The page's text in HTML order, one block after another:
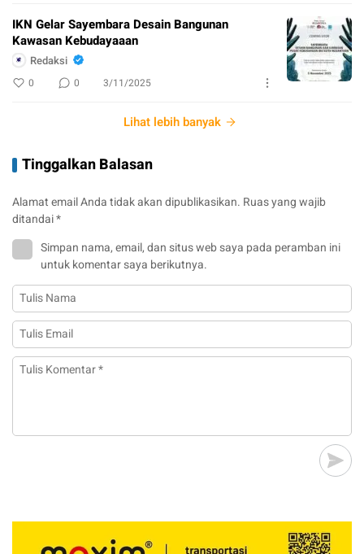
IKN Gelar Sayembara Desain Bangunan
Kawasan Kebudayaaan
Redaksi
0 0 3/11/2025
Lihat lebih banyak
Tinggalkan Balasan
Alamat email Anda tidak akan dipublikasikan. Ruas yang wajib
ditandai*
Simpan nama, email, dan situs web saya pada peramban ini
untuk komentar saya berikutnya.